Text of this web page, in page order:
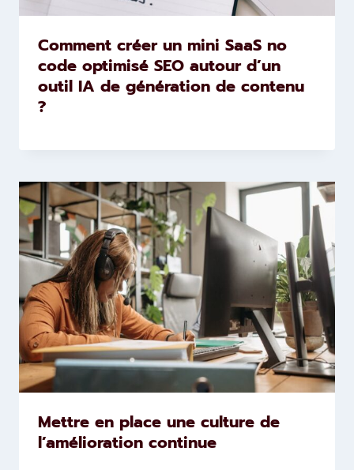
Comment créer un mini SaaS no
code optimisé SEO autour d’un
outil IA de génération de contenu
?
Mettre en place une culture de
l’amélioration continue